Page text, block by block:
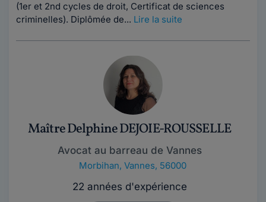
(1er et 2nd cycles de droit, Certificat de sciences
criminelles). Diplômée de... Lire la suite
Maître Delphine DEJOIE-ROUSSELLE
Avocat au barreau de Vannes
Morbihan, Vannes, 56000
22 années d'expérience